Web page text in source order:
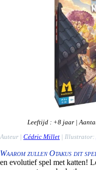
Leeftijd : +8 jaar |
Auteur | Cédric Millet | Illustrator:
Waarom zullen Otakus dit
en evolutief spel met katten!